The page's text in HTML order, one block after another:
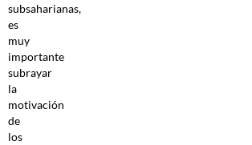
subsaharianas,
es
muy
importante
subrayar
la
motivación
de
los